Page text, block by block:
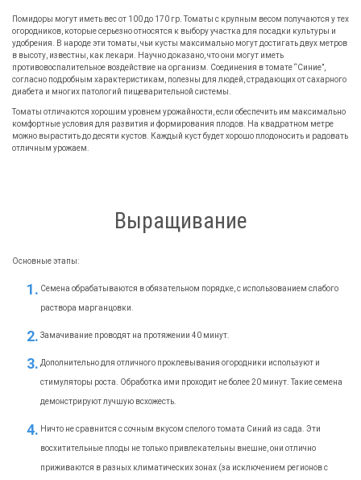
Помидоры могут иметь вес от 100 до 170 гр. Томаты с крупным весом получаются у тех
огородников, которые серьезно относятся к выбору участка для посадки культуры и
удобрения. В народе эти томаты, чьи кусты максимально могут достигать двух метров
в высоту, известны, как лекари. Научно доказано, что они могут иметь
противовоспалительное воздействие на организм. Соединения в томате “Синие”,
согласно подробным характеристикам, полезны для людей, страдающих от сахарного
диабета и многих патологий пищеварительной системы.
Томаты отличаются хорошим уровнем урожайности, если обеспечить им максимально
комфортные условия для развития и формирования плодов. На квадратном метре
можно вырастить до десяти кустов. Каждый куст будет хорошо плодоносить и радовать
отличным урожаем.
Выращивание
Основные этапы:
Семена обрабатываются в обязательном порядке, с использованием слабого
раствора марганцовки.
Замачивание проводят на протяжении 40 минут.
Дополнительно для отличного проклевывания огородники используют и
стимуляторы роста. Обработка ими проходит не более 20 минут. Такие семена
демонстрируют лучшую всхожесть.
Ничто не сравнится с сочным вкусом спелого томата Синий из сада. Эти
восхитительные плоды не только привлекательны внешне, они отлично
приживаются в разных климатических зонах (за исключением регионов с